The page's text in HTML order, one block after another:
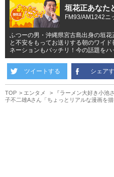
垣花正あなた
FM93/AM1242ニ
ふつーの男・沖縄県宮古島出身の垣
と不安をもってお送りする朝のワイ
ネーションもバッチリ！今の話題をハ
ツイートする シェア
TOP エンタメ
『ラーメン大好き小
子不二雄Aさん「ちょっとリアルな漫画を描